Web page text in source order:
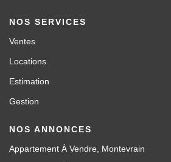
NOS SERVICES
Ventes
Locations
Estimation
Gestion
NOS ANNONCES
Appartement À Vendre, Montevrain